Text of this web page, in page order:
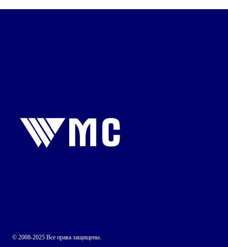
© 2008-2025 Все права защищены.